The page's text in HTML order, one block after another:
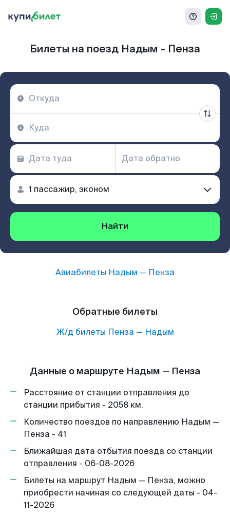
Билеты на поезд Надым - Пенза
Найти
Авиабилеты Надым — Пенза
Обратные билеты
Ж/д билеты Пенза — Надым
Данные о маршруте Надым — Пенза
Расстояние от станции отправления до
станции прибытия - 2058 км.
Количество поездов по направлению Надым —
Пенза - 41
Ближайшая дата отбытия поезда со станции
отправления - 06-08-2026
Билеты на маршрут Надым — Пенза, можно
приобрести начиная со следующей даты - 04-
11-2026